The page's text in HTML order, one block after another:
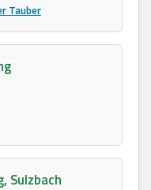
Tauber
Sulzbach